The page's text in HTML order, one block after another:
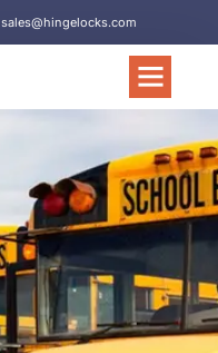
sales@hingelocks.com